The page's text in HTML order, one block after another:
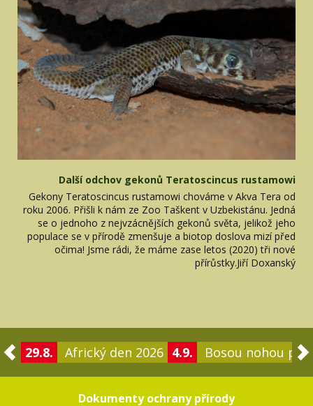
Další odchov gekonů Teratoscincus rustamowi
Gekony Teratoscincus rustamowi chováme v Akva Tera od
roku 2006. Přišli k nám ze Zoo Taškent v Uzbekistánu. Jedná
se o jednoho z nejvzácnějších gekonů světa, jelikož jeho
populace se v přírodě zmenšuje a biotop doslova mizí před
očima! Jsme rádi, že máme zase letos (2020) tři nové
přírůstky.Jiří Doxanský
29.8. Africký den 2026 4.9. Bosou nohou po
Dokumenty ochrany přírody